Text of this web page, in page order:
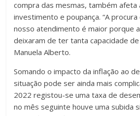
compra das mesmas, também afeta
investimento e poupança. “A
nosso atendimento é maior porque
deixaram de ter tanta capacidade
Manuela Alberto.
Somando o impacto da inflação ao
situação pode ser ainda mais
2022 registou-se uma taxa de
no mês seguinte houve uma subida